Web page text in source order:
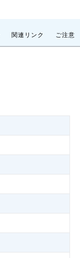
関連リンク ご注意